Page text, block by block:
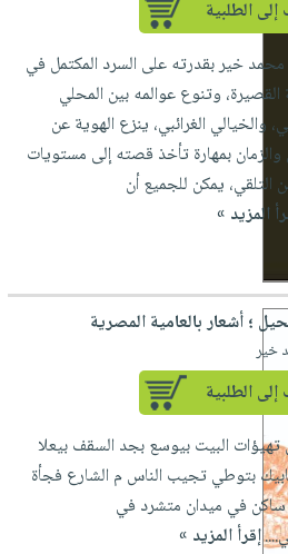
الطلبية
محمد خير بقدرته على السرد المكتمل في
القصيرة، وتنوع عوالمه بين المحلي
والخيالي الغرائبي، ينزع الهوية عن
والزمان بمهارة تأخذ قصته إلى مستويات
التلقي، يمكن للجميع أن
المزيد »
؛ أشعار بالعامية المصرية
خير
الطلبية
البيت بيوسع بجد السقف بيعلا
بتوطي تجيب الناس م الشارع فجأة
في ميدان متشرد في
إقرأ المزيد »